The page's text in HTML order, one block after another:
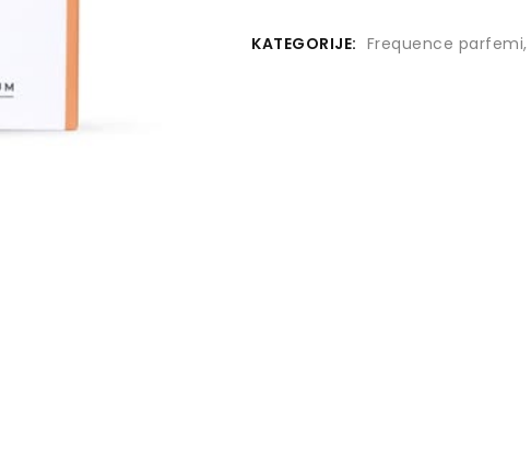
KATEGORIJE: Frequence parfemi,